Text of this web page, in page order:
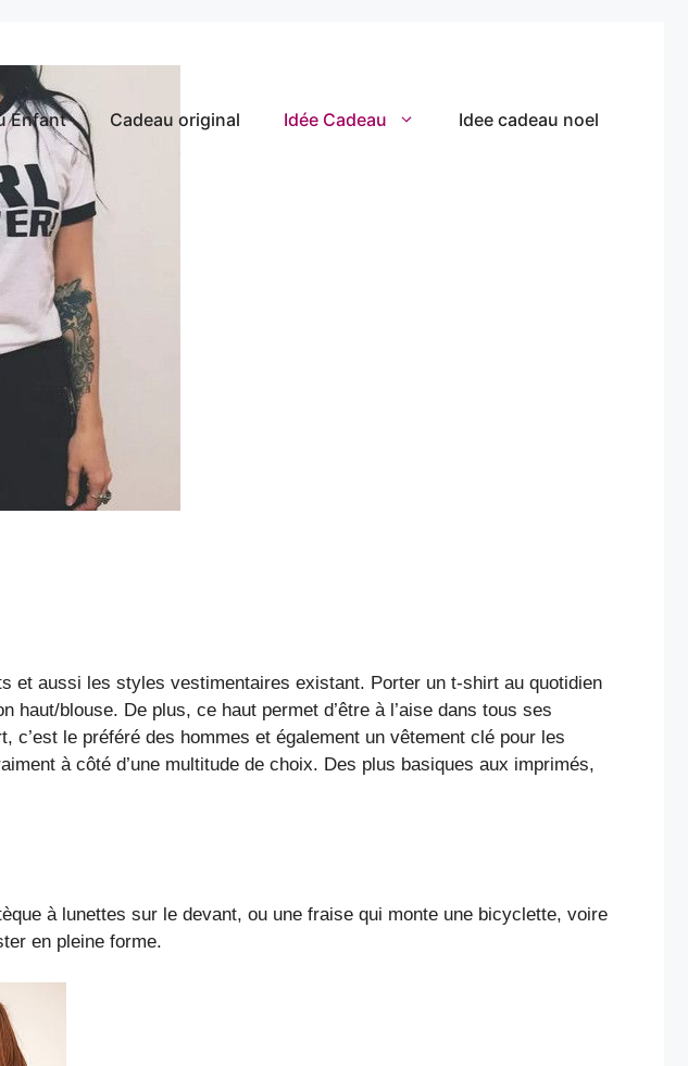
Enfant Cadeau original Idée Cadeau Idee cadeau noel
et aussi les styles vestimentaires existant. Porter un t-shirt au quotidien
blouse. De plus, ce haut permet d’être à l’aise dans tous ses
le préféré des hommes et également un vêtement clé pour les
à côté d’une multitude de choix. Des plus basiques aux imprimés,
à lunettes sur le devant, ou une fraise qui monte une bicyclette, voire
en pleine forme.